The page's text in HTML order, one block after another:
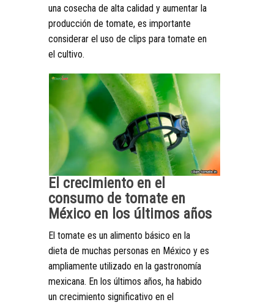
una cosecha de alta calidad y aumentar la
producción de tomate, es importante
considerar el uso de clips para tomate en
el cultivo.
El crecimiento en el
consumo de tomate en
México en los últimos años
El tomate es un alimento básico en la
dieta de muchas personas en México y es
ampliamente utilizado en la gastronomía
mexicana. En los últimos años, ha habido
un crecimiento significativo en el